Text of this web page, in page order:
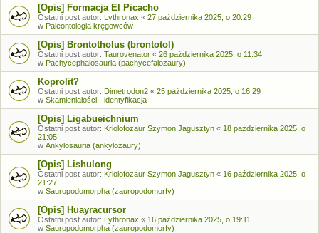
[Opis] Formacja El Picacho
Ostatni post autor: Lythronax « 27 października 2025, o 20:29
w Paleontologia kręgowców
[Opis] Brontotholus (brontotol)
Ostatni post autor: Taurovenator « 26 października 2025, o 11:34
w Pachycephalosauria (pachycefalozaury)
Koprolit?
Ostatni post autor: Dimetrodon2 « 25 października 2025, o 16:29
w Skamieniałości - identyfikacja
[Opis] Ligabueichnium
Ostatni post autor: Kriolofozaur Szymon Jagusztyn « 18 października 2025, o
21:05
w Ankylosauria (ankylozaury)
[Opis] Lishulong
Ostatni post autor: Kriolofozaur Szymon Jagusztyn « 16 października 2025, o
21:27
w Sauropodomorpha (zauropodomorfy)
[Opis] Huayracursor
Ostatni post autor: Lythronax « 16 października 2025, o 19:11
w Sauropodomorpha (zauropodomorfy)